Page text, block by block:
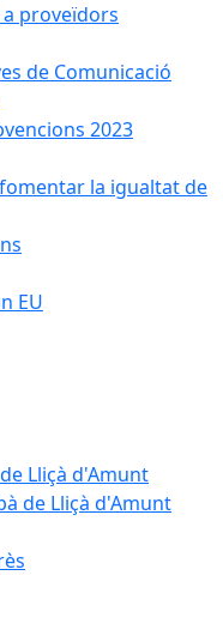
proveïdors
de Comunicació
2023
la igualtat de
EU
Lliçà d'Amunt
de Lliçà d'Amunt